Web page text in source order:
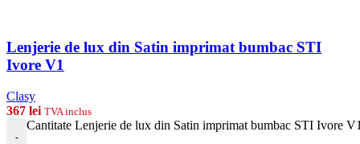
Lenjerie de lux din Satin imprimat bumbac STI
Ivore V1
Clasy
367 lei TVA inclus
-
Cantitate Lenjerie de lux din Satin imprimat bumbac STI Ivore